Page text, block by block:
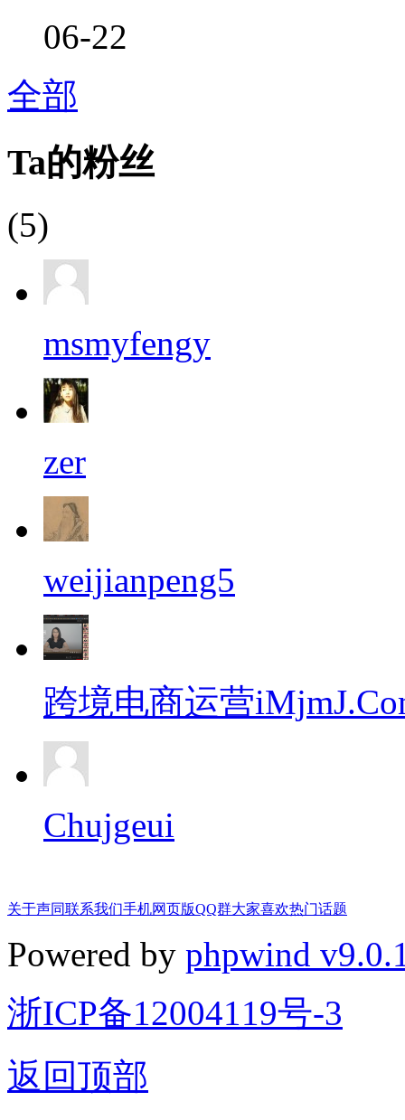
06-22
全部
Ta的粉丝
(5)
msmyfengy
zer
weijianpeng5
跨境电商运营
Chujgeui
关于声同联系我们手机网页版QQ群大家喜欢热门话题
Powered by phpwind
浙ICP备12004119号-3
返回顶部